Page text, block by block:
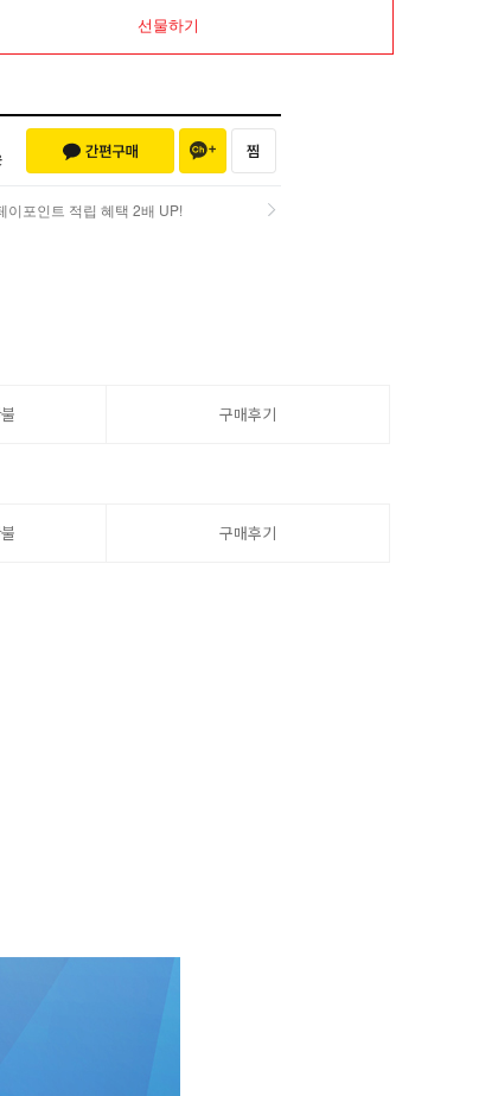
선물하기
이포인트 적립 혜택 2배 UP!
구매후기
구매후기